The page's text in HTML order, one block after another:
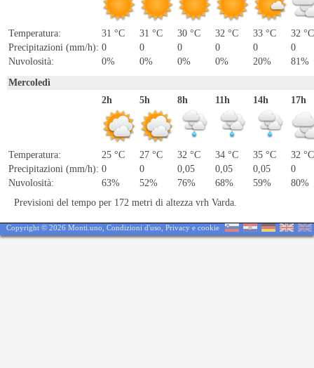
Temperatura:
31 °C
Precipitazioni (mm/h): 0
Nuvolosità:
0%
31 °C
0
0%
30 °C
0
0%
32 °C
0
0%
33 °C
0
20%
32 °C
0
81%
Mercoledì
2h
Temperatura:
25 °C
Precipitazioni (mm/h): 0
Nuvolosità:
63%
5h
27 °C
0
52%
8h
32 °C
0,05
76%
11h
34 °C
0,05
68%
14h
35 °C
0,05
59%
17h
32 °C
0
80%
Previsioni del tempo per 172 metri di altezza vrh Varda.
Copyright © 2026 Monti.uno, Condizioni d'uso Privacy e cookie